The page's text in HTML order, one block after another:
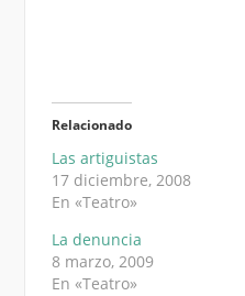
Relacionado
Las artiguistas
17 diciembre, 2008
En «Teatro»
La denuncia
8 marzo, 2009
En «Teatro»